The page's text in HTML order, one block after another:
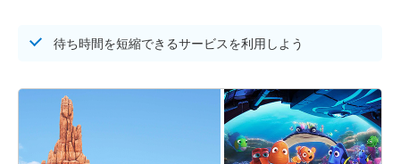
待ち時間を短縮できるサービスを利用しよう